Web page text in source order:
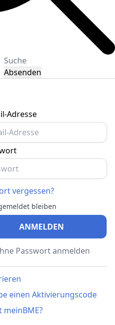
Absenden
Adresse
vergessen?
bleiben
ANMELDEN
Passwort anmelden
einen Aktivierungscode
meinBME?